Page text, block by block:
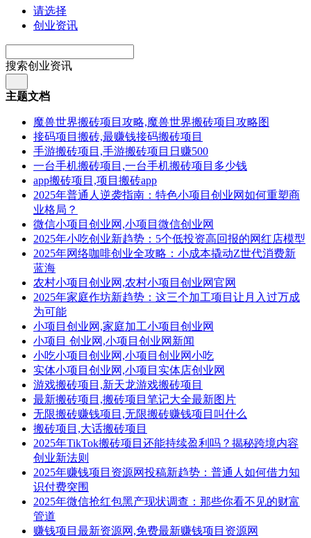
请选择
创业资讯
搜索创业资讯
主题文档
魔兽世界搬砖项目攻略,魔兽世界搬砖项目攻略图
接码项目搬砖,最赚钱接码搬砖项目
手游搬砖项目,手游搬砖项目日赚500
一台手机搬砖项目,一台手机搬砖项目多少钱
app搬砖项目,项目搬砖app
2025年普通人逆袭指南：特色小项目创业网如何重塑商
业格局？
微信小项目创业网,小项目微信创业网
2025年小吃创业新趋势：5个低投资高回报的网红店模型
2025年网络咖啡创业全攻略：小成本撬动Z世代消费新
蓝海
农村小项目创业网,农村小项目创业网官网
2025年家庭作坊新趋势：这三个加工项目让月入过万成
为可能
小项目创业网,家庭加工小项目创业网
小项目 创业网,小项目创业网新闻
小吃小项目创业网,小项目创业网小吃
实体小项目创业网,小项目实体店创业网
游戏搬砖项目,新天龙游戏搬砖项目
最新搬砖项目,搬砖项目笔记大全最新图片
无限搬砖赚钱项目,无限搬砖赚钱项目叫什么
搬砖项目,大话搬砖项目
2025年TikTok搬砖项目还能持续盈利吗？揭秘跨境内容
创业新法则
2025年赚钱项目资源网投稿新趋势：普通人如何借力知
识付费突围
2025年微信抢红包黑产现状调查：那些你看不见的财富
管道
赚钱项目最新资源网,免费最新赚钱项目资源网